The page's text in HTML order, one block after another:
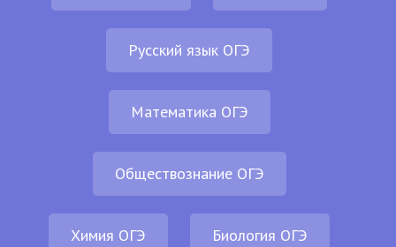
Русский язык ОГЭ
Математика ОГЭ
Обществознание ОГЭ
Химия ОГЭ Биология ОГЭ